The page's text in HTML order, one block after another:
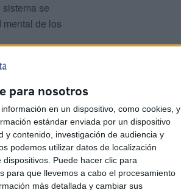
para nosotros
en un dispositivo, como cookies, y
estándar enviada por un dispositivo
y contenido, investigación de audiencia y
podemos utilizar datos de localización
Puede hacer clic para
para que llevemos a cabo el procesamiento
más detallada y cambiar sus
se
de los
que
y la Asociación
el Ministerio